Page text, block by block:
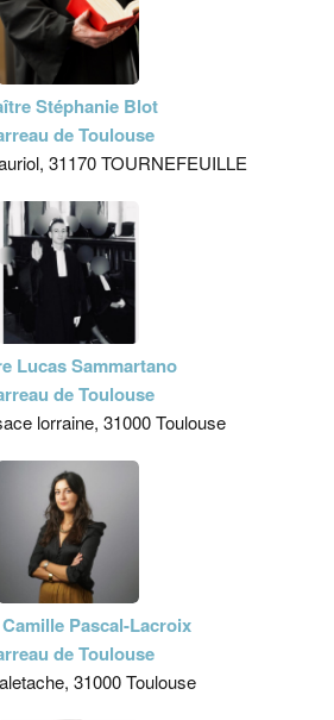
Stéphanie Blot
de Toulouse
31170 TOURNEFEUILLE
Lucas Sammartano
de Toulouse
lorraine, 31000 Toulouse
Pascal-Lacroix
de Toulouse
31000 Toulouse